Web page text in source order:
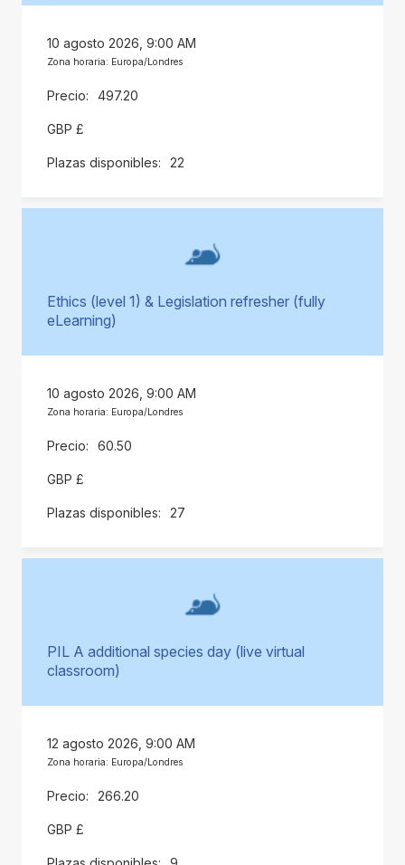
10 agosto 2026, 9:00 AM
Zona horaria: Europa/Londres
497.20
GBP £
22
Ethics (level 1) & Legislation refresher (fully
eLearning)
10 agosto 2026, 9:00 AM
Zona horaria: Europa/Londres
60.50
GBP £
27
PIL A additional species day (live virtual
classroom)
12 agosto 2026, 9:00 AM
Zona horaria: Europa/Londres
266.20
GBP £